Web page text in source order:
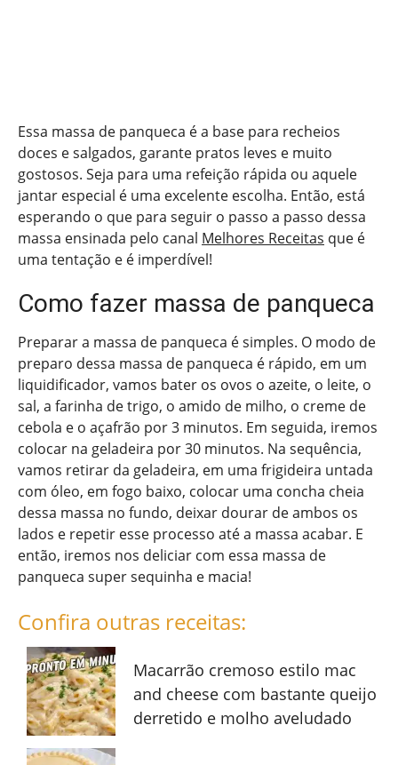
Essa massa de panqueca é a base para recheios
doces e salgados, garante pratos leves e muito
gostosos. Seja para uma refeição rápida ou aquele
jantar especial é uma excelente escolha. Então, está
esperando o que para seguir o passo a passo dessa
massa ensinada pelo canal Melhores Receitas que é
uma tentação e é imperdível!
Como fazer massa de panqueca
Preparar a massa de panqueca é simples. O modo de
preparo dessa massa de panqueca é rápido, em um
liquidificador, vamos bater os ovos o azeite, o leite, o
sal, a farinha de trigo, o amido de milho, o creme de
cebola e o açafrão por 3 minutos. Em seguida, iremos
colocar na geladeira por 30 minutos. Na sequência,
vamos retirar da geladeira, em uma frigideira untada
com óleo, em fogo baixo, colocar uma concha cheia
dessa massa no fundo, deixar dourar de ambos os
lados e repetir esse processo até a massa acabar. E
então, iremos nos deliciar com essa massa de
panqueca super sequinha e macia!
Confira outras receitas:
Macarrão cremoso estilo mac
and cheese com bastante queijo
derretido e molho aveludado